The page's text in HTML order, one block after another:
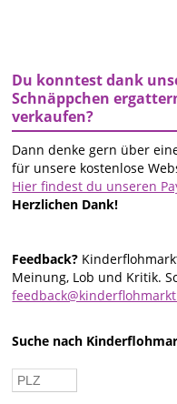
Du konntest dank
Schnäppchen
verkaufen?
Dann denke gern über
für unsere kostenlose
Hier findest du unseren
Herzlichen Dank!
Feedback?
Meinung, Lob und Kritik.
Suche nach